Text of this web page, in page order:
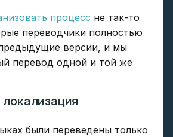
процесс не так-то
переводчики полностью
версии, и мы
перевод одной и той же
были переведены только